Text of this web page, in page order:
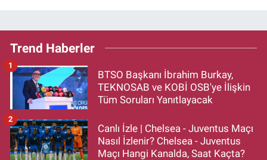
Trend Haberler
BTSO Başkanı İbrahim Burkay,
TEKNOSAB ve KOBİ OSB'ye İlişkin
Tüm Soruları Yanıtlayacak
1
Canlı İzle | Chelsea - Juventus Maçı
Nasıl İzlenir? Chelsea - Juventus
Maçı Hangi Kanalda, Saat Kaçta?
2